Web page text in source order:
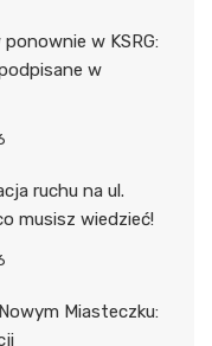
ponownie w KSRG:
w
ruchu na ul.
musisz wiedzieć!
Miasteczku: